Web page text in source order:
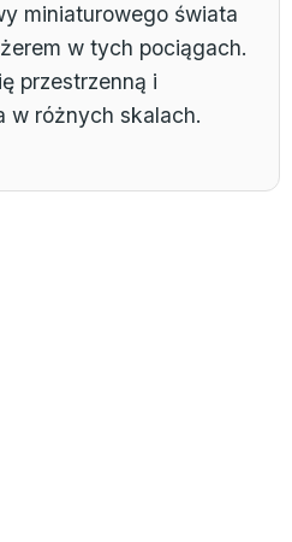
miniaturowego świata
w tych pociągach.
przestrzenną i
w różnych skalach.